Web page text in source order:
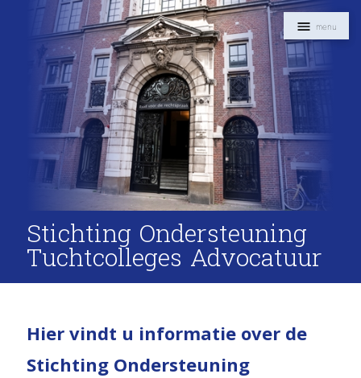
Stichting Ondersteuning
Tuchtcolleges Advocatuur
Intro
Hier vindt u informatie over de
Stichting Ondersteuning